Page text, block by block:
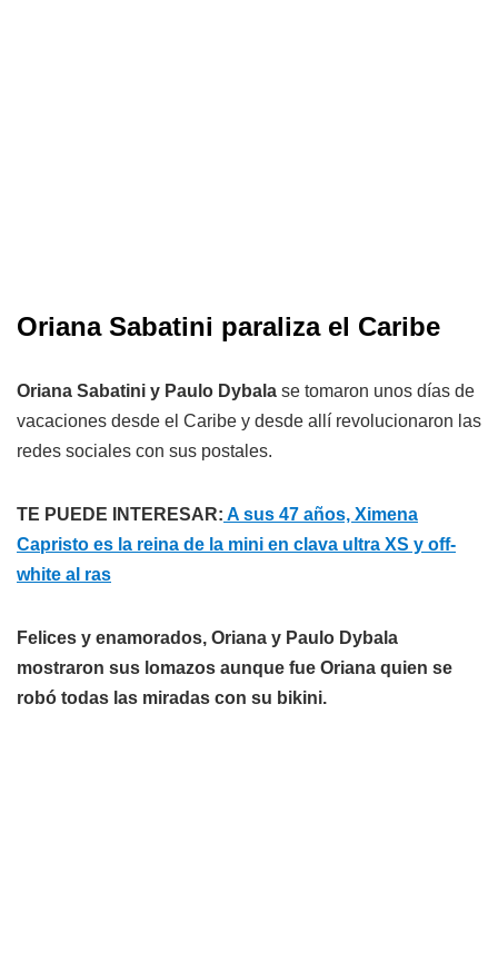
Oriana Sabatini paraliza el Caribe
Oriana Sabatini y Paulo Dybala se tomaron unos días de
vacaciones desde el Caribe y desde allí revolucionaron las
redes sociales con sus postales.
TE PUEDE INTERESAR: A sus 47 años, Ximena
Capristo es la reina de la mini en clava ultra XS y off-
white al ras
Felices y enamorados, Oriana y Paulo Dybala
mostraron sus lomazos aunque fue Oriana quien se
robó todas las miradas con su bikini.